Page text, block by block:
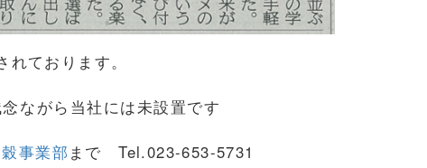
れております。
ながら 当社には未設置です
事業部 まで Tel.023-653-5731